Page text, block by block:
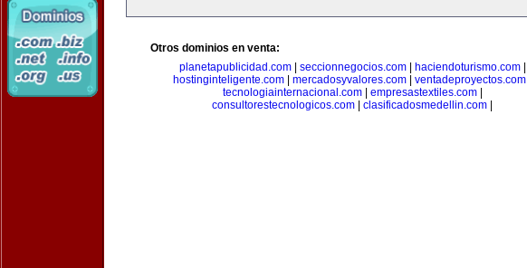
Otros dominios en venta:
planetapublicidad.com| seccionnegocios.com| haciendoturismo.com|
hostinginteligente.com
mercadosyvalores.com ventadeproyectos.com
tecnologiainternacional.com| empresastextiles.com|
consultorestecnologicos.com
clasificadosmedellin.com